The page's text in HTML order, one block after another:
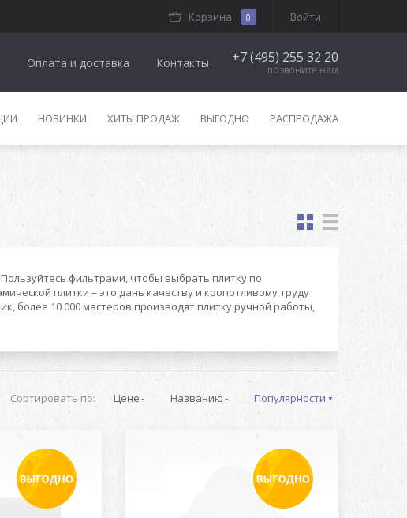
Войти
Корзина 0
Оплата и доставка Контакты +7 (495) 255 32 20
позвоните нам
НОВИНКИ ХИТЫ ПРОДАЖ ВЫГОДНО РАСПРОДАЖА
фильтрами, чтобы выбрать плитку по
плитки – это дань качеству и кропотливому труду
более 10 000 мастеров производят плитку ручной работы,
Сортировать по: Цене Названию Популярности